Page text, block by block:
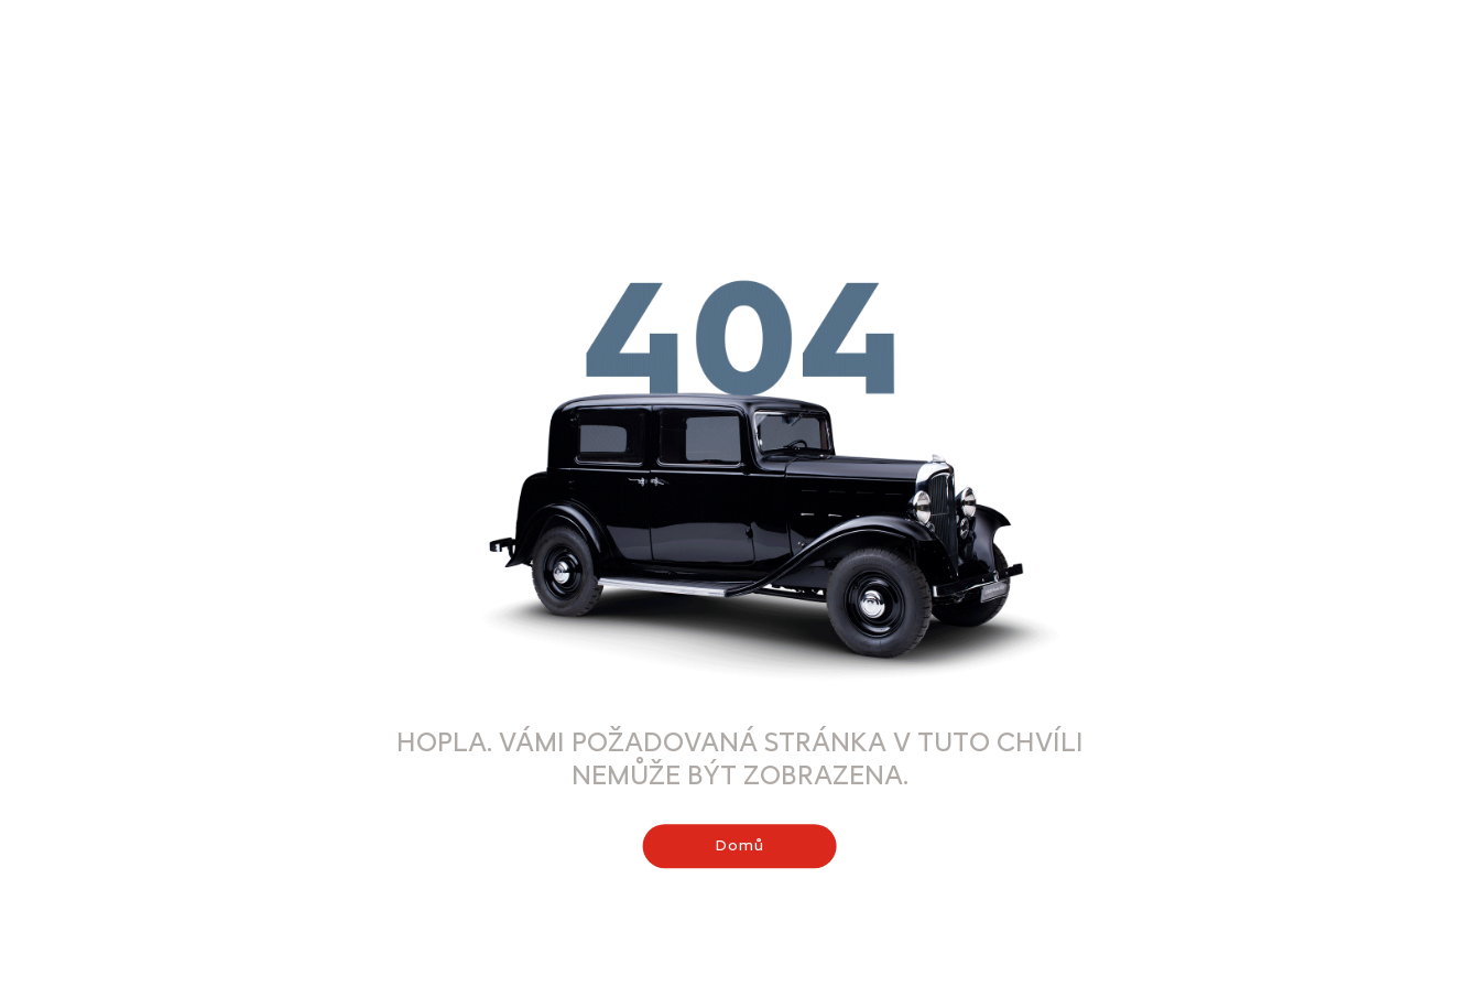
HOPLA. VÁMI POŽADOVANÁ STRÁNKA V TUTO CHVÍLI
NEMŮŽE BÝT ZOBRAZENA.
Domů